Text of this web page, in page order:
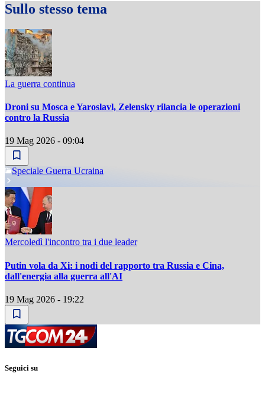
Sullo stesso tema
La guerra continua
Droni su Mosca e Yaroslavl, Zelensky rilancia le operazioni
contro la Russia
19 Mag 2026 - 09:04
Speciale Guerra Ucraina
Mercoledì l'incontro tra i due leader
Putin vola da Xi: i nodi del rapporto tra Russia e Cina,
dall'energia alla guerra all'AI
19 Mag 2026 - 19:22
Seguici su